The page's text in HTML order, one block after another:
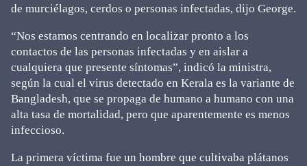
de murciélagos, cerdos o personas infectadas, dijo George.
“Nos estamos centrando en localizar pronto a los
contactos de las personas infectadas y en aislar a
cualquiera que presente síntomas”, indicó la ministra,
según la cual el virus detectado en Kerala es la variante de
Bangladesh, que se propaga de humano a humano con una
alta tasa de mortalidad, pero que aparentemente es menos
infeccioso.
La primera víctima fue un hombre que cultivaba plátanos